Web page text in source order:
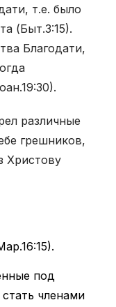
т.е. было
(Быт.3:15).
Благодати,
различные
грешников,
Христову
под
членами